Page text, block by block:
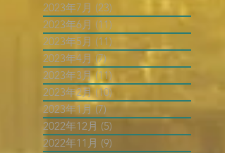
2023年7月 (23)
2023年6月 (11)
2023年5月 (11)
2023年4月 (7)
2023年3月 (11)
2023年2月 (10)
2023年1月 (7) 7 篇文章
2022年12月 (5)
2022年11月 (9)